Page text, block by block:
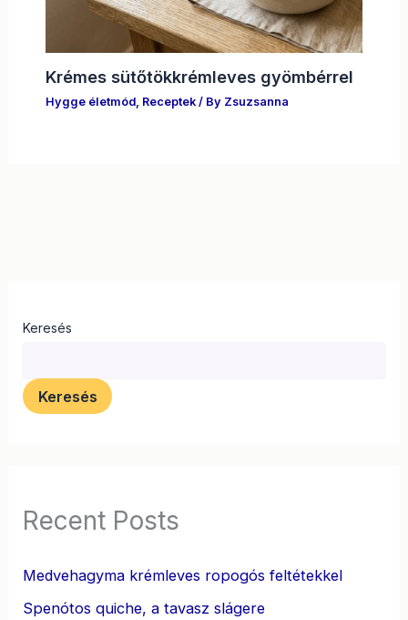
Krémes sütőtökkrémleves gyömbérrel
Hygge életmód, Receptek/ By Zsuzsanna
Keresés
Keresés
Recent Posts
Medvehagyma krémleves ropogós feltétekkel
Spenótos quiche, a tavasz slágere